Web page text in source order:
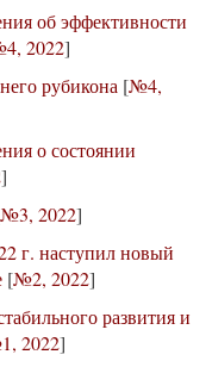
об эффективности
2022]
рубикона [№4,
о состоянии
]
№3, 2022]
г. наступил новый
[№2, 2022]
развития и
2022]